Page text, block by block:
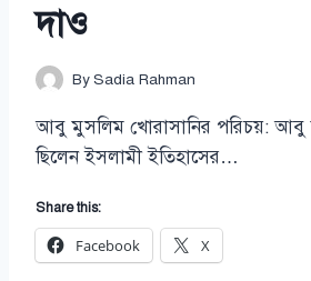
দাও
BySadia Rahman
আবু মুসলিম খোরাসানির পরিচয়: আবু
ছিলেন ইসলামী ইতিহাসের…
Share this:
Facebook X